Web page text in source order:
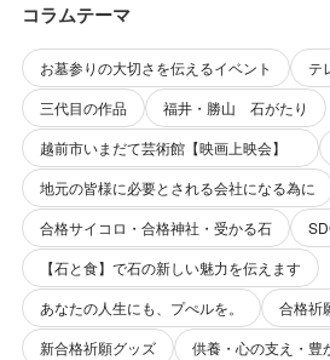
コラムテーマ
お墓参りの大切さを伝えるイベント
テ
三代目の作品
福井・勝山 石がたり
越前市いまだて芸術館【映画上映会】
地元の皆様に必要とされる会社になる為に
合格サイコロ・合格神社・受かる石
【石と食】で石の新しい魅力を伝えます
あなたの人生にも、プぺルを。
合格祈
新合格祈願グッズ
供養・心の支え・豊